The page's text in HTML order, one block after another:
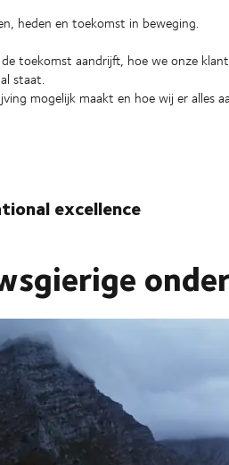
heden en toekomst in beweging.
toekomst aandrijft, hoe we onze
staat.
mogelijk maakt en hoe wij er alles
excellence